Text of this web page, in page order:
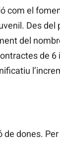
com el
Des
del
de 6
dones.